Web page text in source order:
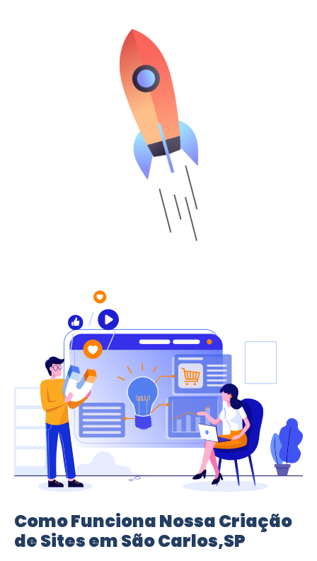
Como Funciona Nossa Criação
de Sites em São Carlos,SP